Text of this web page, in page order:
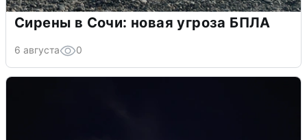
Сирены в Сочи: новая угроза БПЛА
6 августа 0